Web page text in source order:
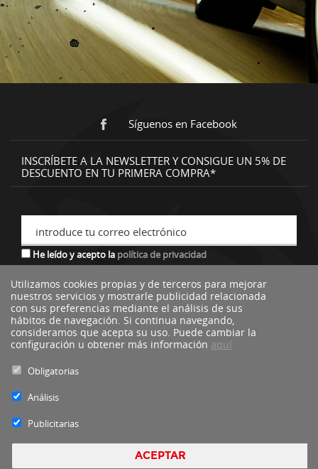
Síguenos en Facebook
INSCRÍBETE A LA NEWSLETTER Y CONSIGUE UN 5% DE
DESCUENTO EN TU PRIMERA COMPRA*
introduce tu correo electrónico
He leído y acepto la política de privacidad
*descuento no acumulable a otras ofertas o promociones.
Utilizamos cookies propias y de terceros para mejorar
nuestros servicios y mostrarle publicidad relacionada
con sus preferencias mediante el análisis de sus
hábitos de navegación. Si continua navegando,
consideramos que acepta su uso. Puede cambiar la
configuración u obtener más información aquí
Obligatorias
Análisis
Publicitarias
ACEPTAR